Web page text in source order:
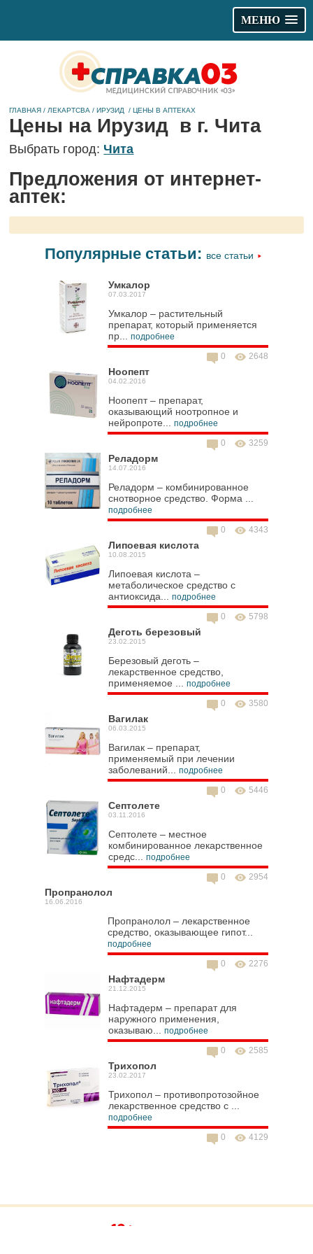
МЕНЮ
ГЛАВНАЯ / ЛЕКАРТСВА /ИРУЗИД /ЦЕНЫ В АПТЕКАХ
Цены на Ирузид в г. Чита
Выбрать город: Чита
Предложения от интернет-
аптек:
Популярные статьи: все статьи
Умкалор
07.03.2017
Умкалор – растительный
препарат, который применяется
пр... подробнее
2648
0
Ноопепт
04.02.2016
Ноопепт – препарат,
оказывающий ноотропное и
нейропроте... подробнее
3259
0
Реладорм
14.07.2016
Реладорм – комбинированное
снотворное средство. Форма ...
подробнее
4343
0
Липоевая кислота
10.08.2015
Липоевая кислота –
метаболическое средство с
антиоксида... подробнее
5798
0
Деготь березовый
23.02.2015
Березовый деготь –
лекарственное средство,
применяемое ... подробнее
3580
0
Вагилак
06.03.2015
Вагилак – препарат,
применяемый при лечении
заболеваний... подробнее
5446
0
Септолете
03.11.2016
Септолете – местное
комбинированное лекарственное
средс... подробнее
2954
0
Пропранолол
16.06.2016
Пропранолол – лекарственное
средство, оказывающее гипот...
подробнее
2276
0
Нафтадерм
21.12.2015
Нафтадерм – препарат для
наружного применения,
оказываю... подробнее
2585
0
Трихопол
23.02.2017
Трихопол – противопротозойное
лекарственное средство с ...
подробнее
4129
0